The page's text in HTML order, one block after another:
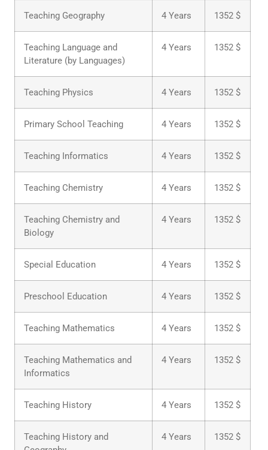
Teaching Geography 4 Years 1352 $
Teaching Language and
Literature (by Languages)
4 Years 1352 $
Teaching Physics 4 Years 1352 $
Primary School Teaching 4 Years 1352 $
Teaching Informatics 4 Years 1352 $
Teaching Chemistry 4 Years 1352 $
Teaching Chemistry and
Biology
4 Years 1352 $
Special Education 4 Years 1352 $
Preschool Education 4 Years 1352 $
Teaching Mathematics 4 Years 1352 $
Teaching Mathematics and
Informatics
4 Years 1352 $
Teaching History 4 Years 1352 $
Teaching History and
4 Years 1352 $